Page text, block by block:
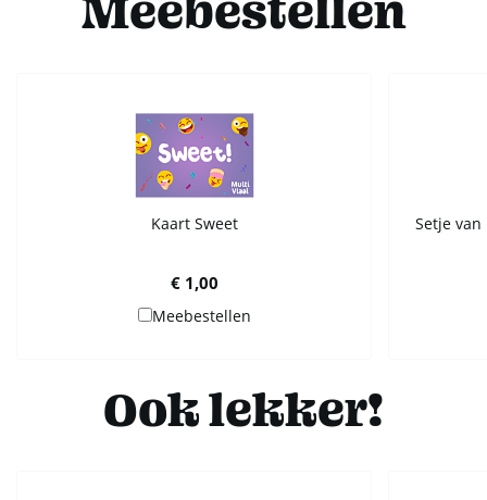
Kaart Sweet
€ 1,00
Meebestellen
Setje
Ook lekker!